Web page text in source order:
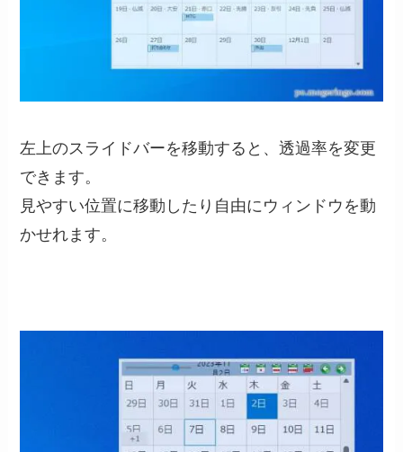
左上のスライドバーを移動すると、透過率を変更
できます。
見やすい位置に移動したり自由にウィンドウを動
かせれます。